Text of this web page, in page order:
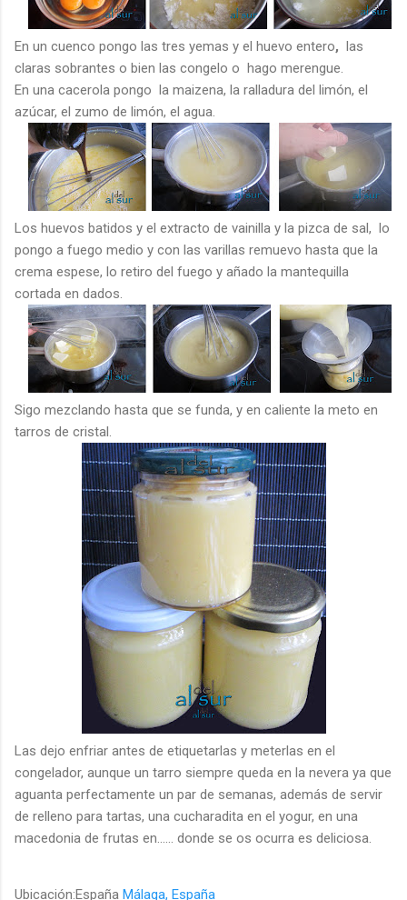
En un cuenco pongo las tres yemas y el huevo entero, las
claras sobrantes o bien las congelo o hago merengue.
En una cacerola pongo la maizena, la ralladura del limón, el
azúcar, el zumo de limón, el agua.
Los huevos batidos y el extracto de vainilla y la pizca de sal, lo
pongo a fuego medio y con las varillas remuevo hasta que la
crema espese, lo retiro del fuego y añado la mantequilla
cortada en dados.
Sigo mezclando hasta que se funda, y en caliente la meto en
tarros de cristal.
Las dejo enfriar antes de etiquetarlas y meterlas en el
congelador, aunque un tarro siempre queda en la nevera ya que
aguanta perfectamente un par de semanas, además de servir
de relleno para tartas, una cucharadita en el yogur, en una
macedonia de frutas en...... donde se os ocurra es deliciosa.
Ubicación:España Málaga, España